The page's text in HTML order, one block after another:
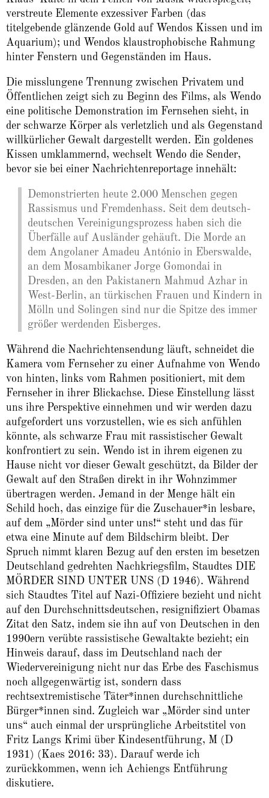
verstreute Elemente exzessiver Farben (das
titelgebende glänzende Gold auf Wendos Kissen und im
Aquarium); und Wendos klaustrophobische Rahmung
hinter Fenstern und Gegenständen im Haus.
Die misslungene Trennung zwischen Privatem und
Öffentlichen zeigt sich zu Beginn des Films, als Wendo
eine politische Demonstration im Fernsehen sieht, in
der schwarze Körper als verletzlich und als Gegenstand
willkürlicher Gewalt dargestellt werden. Ein goldenes
Kissen umklammernd, wechselt Wendo die Sender,
bevor sie bei einer Nachrichtenreportage innehält:
Demonstrierten heute 2.000 Menschen gegen
Rassismus und Fremdenhass. Seit dem deutsch-
deutschen Vereinigungsprozess haben sich die
Überfälle auf Ausländer gehäuft. Die Morde an
dem Angolaner Amadeu António in Eberswalde,
an dem Mosambikaner Jorge Gomondai in
Dresden, an den Pakistanern Mahmud Azhar in
West-Berlin, an türkischen Frauen und Kindern in
Mölln und Solingen sind nur die Spitze des immer
größer werdenden Eisberges.
Während die Nachrichtensendung läuft, schneidet die
Kamera vom Fernseher zu einer Aufnahme von Wendo
von hinten, links vom Rahmen positioniert, mit dem
Fernseher in ihrer Blickachse. Diese Einstellung lässt
uns ihre Perspektive einnehmen und wir werden dazu
aufgefordert uns vorzustellen, wie es sich anfühlen
könnte, als schwarze Frau mit rassistischer Gewalt
konfrontiert zu sein. Wendo ist in ihrem eigenen zu
Hause nicht vor dieser Gewalt geschützt, da Bilder der
Gewalt auf den Straßen direkt in ihr Wohnzimmer
übertragen werden. Jemand in der Menge hält ein
Schild hoch, das einzige für die Zuschauer*in lesbare,
auf dem „Mörder sind unter uns!“ steht und das für
etwa eine Minute auf dem Bildschirm bleibt. Der
Spruch nimmt klaren Bezug auf den ersten im besetzen
Deutschland gedrehten Nachkriegsfilm, Staudtes DIE
MÖRDER SIND UNTER UNS (D 1946). Während
sich Staudtes Titel auf Nazi-Offiziere bezieht und nicht
auf den Durchschnittsdeutschen, resignifiziert Obamas
Zitat den Satz, indem sie ihn auf von Deutschen in den
1990ern verübte rassistische Gewaltakte bezieht; ein
Hinweis darauf, dass im Deutschland nach der
Wiedervereinigung nicht nur das Erbe des Faschismus
noch allgegenwärtig ist, sondern dass
rechtsextremistische Täter*innen durchschnittliche
Bürger*innen sind. Zugleich war „Mörder sind unter
uns“ auch einmal der ursprüngliche Arbeitstitel von
Fritz Langs Krimi über Kindesentführung, M (D
1931) (Kaes 2016: 33). Darauf werde ich
zurückkommen, wenn ich Achiengs Entführung
diskutiere.